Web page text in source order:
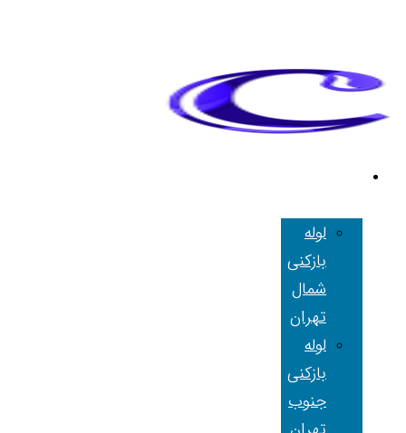
لوله
بازکنی
شمال
تهران
لوله
بازکنی
جنوب